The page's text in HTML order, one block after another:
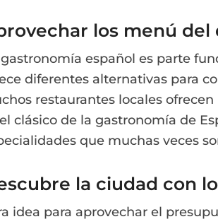
los menú del
gastronomía español es parte
diferentes alternativas para
restaurantes locales
clásico de la gastronomía de
que muchas veces
la ciudad con
idea para aprovechar el